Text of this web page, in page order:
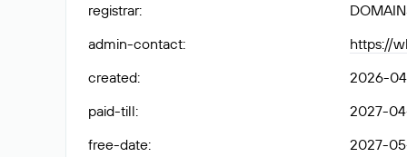
registrar:
admin-contact:
https://
created:
2026-
paid-till:
2027-
free-date: 2027-